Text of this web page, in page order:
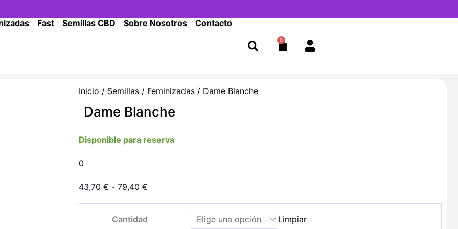
Fast Semillas CBD Sobre Nosotros Contacto
0
Cart
Inicio / Semillas/ Feminizadas/ Dame Blanche
Dame Blanche
Disponible para reserva
0
43,70 € - 79,40 €Rango
desde
Cantidad Limpiar
Blanche